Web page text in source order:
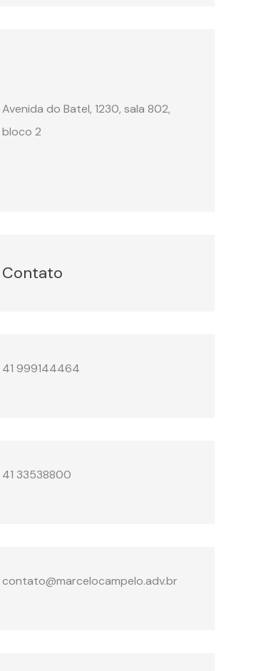
Avenida do Batel, 1230, sala 802,
bloco 2
Contato
41 999144464
41 33538800
contato@marcelocampelo.adv.br